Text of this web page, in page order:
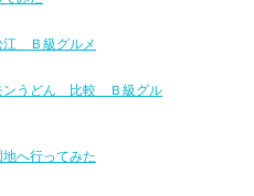
江 Ｂ級グルメ
ンうどん 比較 Ｂ級グル
へ行ってみた